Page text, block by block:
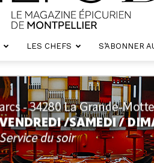
d'oc
LES CHEFS S’ABONNER